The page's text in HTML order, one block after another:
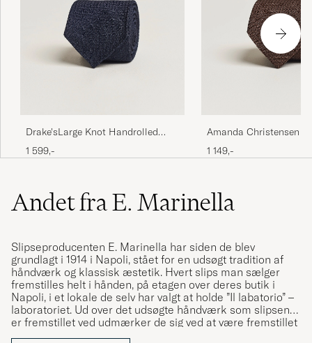
Drake'sLarge Knot Handrolled
Grenadine Silk TieNavy
1 599,-
Amanda Christensen
Grenadine 8 cm Tie
1 149,-
Andet fra E. Marinella
Slipseproducenten E. Marinella har siden de blev
grundlagt i 1914 i Napoli, stået for en udsøgt tradition af
håndværk og klassisk æstetik. Hvert slips man sælger
fremstilles helt i hånden, på etagen over deres butik i
Napoli, i et lokale de selv har valgt at holde ”Il labatorio” –
laboratoriet. Ud over det udsøgte håndværk som slipsene
er fremstillet ved udmærker de sig ved at være fremstillet
af håndtrykte silkestoffer fra England. Noget som man